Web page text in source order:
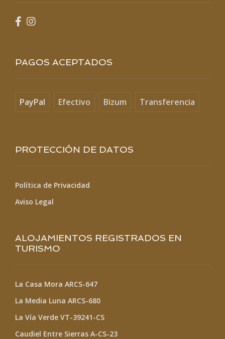
PAGOS ACEPTADOS
PayPal Efectivo Bizum Transferencia
PROTECCIÓN DE DATOS
Política de Privacidad
Aviso Legal
ALOJAMIENTOS REGISTRADOS EN
TURISMO
La Casa Mora ARCS-647
La Media Luna ARCS-680
La Vía Verde VT-39241-CS
Caudiel Entre Sierras A-CS-23